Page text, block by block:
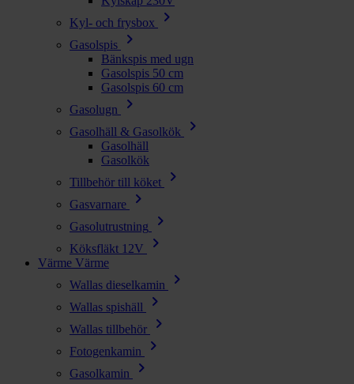
Kyl- och frysbox
chevron_right
Gasolspis chevron_right
Bänkspis med ugn
Gasolspis 50 cm
Gasolspis 60 cm
Gasolugn
chevron_right
Gasolhäll & Gasolkök chevron_right
Gasolhäll
Gasolkök
Tillbehör till köket
chevron_right
Gasvarnare chevron_right
Gasolutrustning chevron_right
Köksfläkt 12V chevron_right
Värme Värme
Wallas dieselkamin
chevron_right
Wallas spishäll chevron_right
Wallas tillbehör chevron_right
Fotogenkamin chevron_right
Gasolkamin chevron_right